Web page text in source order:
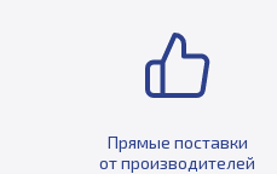
Прямые поставки
от производителей